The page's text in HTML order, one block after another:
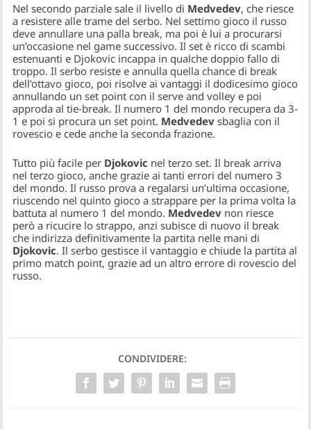
Nel secondo parziale sale il livello di Medvedev, che riesce
a resistere alle trame del serbo. Nel settimo gioco il russo
deve annullare una palla break, ma poi è lui a procurarsi
un’occasione nel game successivo. Il set è ricco di scambi
estenuanti e Djokovic incappa in qualche doppio fallo di
troppo. Il serbo resiste e annulla quella chance di break
dell’ottavo gioco, poi risolve ai vantaggi il dodicesimo gioco
annullando un set point con il serve and volley e poi
approda al tie-break. Il numero 1 del mondo recupera da 3-
1 e poi si procura un set point. Medvedev sbaglia con il
rovescio e cede anche la seconda frazione.
Tutto più facile per Djokovic nel terzo set. Il break arriva
nel terzo gioco, anche grazie ai tanti errori del numero 3
del mondo. Il russo prova a regalarsi un’ultima occasione,
riuscendo nel quinto gioco a strappare per la prima volta la
battuta al numero 1 del mondo. Medvedev non riesce
però a ricucire lo strappo, anzi subisce di nuovo il break
che indirizza definitivamente la partita nelle mani di
Djokovic. Il serbo gestisce il vantaggio e chiude la partita al
primo match point, grazie ad un altro errore di rovescio del
russo.
CONDIVIDERE: